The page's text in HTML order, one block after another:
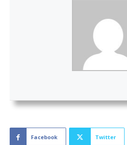
Facebook Twitter